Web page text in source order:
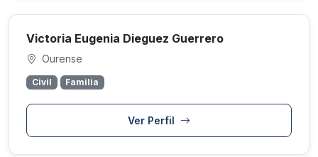
Victoria Eugenia Dieguez Guerrero
Ourense
Civil Familia
Ver Perfil